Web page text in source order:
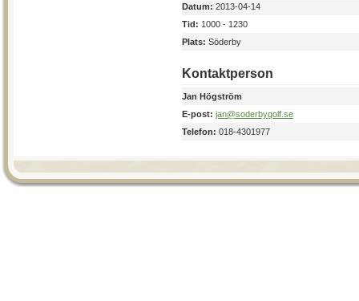
Datum: 2013-04-14
Tid: 1000 - 1230
Plats: Söderby
Kontaktperson
Jan Högström
E-post: jan@soderbygolf.se
Telefon: 018-4301977